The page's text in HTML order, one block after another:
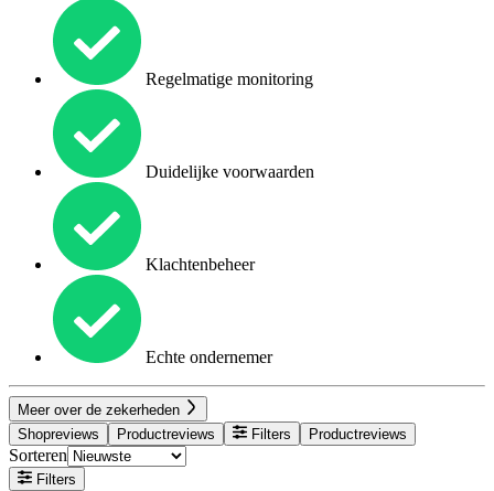
Regelmatige monitoring
Duidelijke voorwaarden
Klachtenbeheer
Echte ondernemer
Meer over de zekerheden
Shopreviews
Productreviews Filters Productreviews
Sorteren
Filters